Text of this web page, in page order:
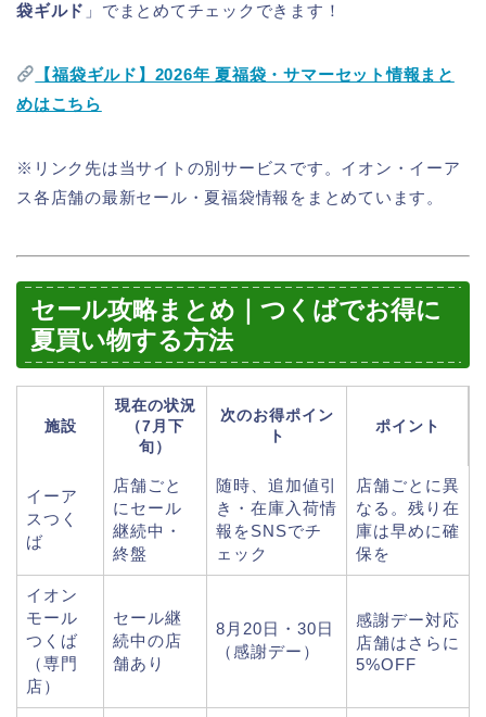
袋ギルド 」でまとめてチェックできます！
【福袋ギルド】2026年 夏福袋・サマーセット情報まと
めはこちら
※リンク先は当サイトの別サービスです。イオン・イーア
ス各店舗の最新セール・夏福袋情報をまとめています。
セール攻略まとめ｜つくばでお得に
夏買い物する方法
施設
現在の状況
（7月下
旬）
次のお得ポイン
ト
ポイント
イーア
スつく
ば
店舗ごと
にセール
継続中・
終盤
随時、追加値引
き・在庫入荷情
報をSNSでチ
ェック
店舗ごとに異
なる。残り在
庫は早めに確
保を
イオン
モール
つくば
（専門
店）
セール継
続中の店
舗あり
8月20日・30日
（感謝デー）
感謝デー対応
店舗はさらに
5%OFF